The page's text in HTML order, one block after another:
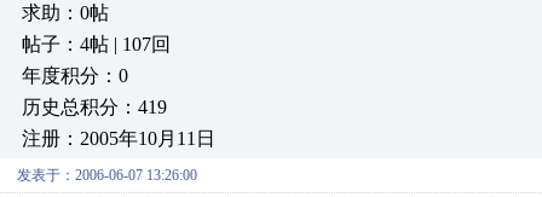
求助：0帖
帖子：4帖 | 107回
年度积分：0
历史总积分：419
注册：2005年10月11日
发表于：2006-06-07 13:26:00